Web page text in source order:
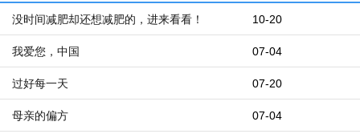
10-20
没时间减肥却还想减肥的，进来看看！
07-04
我爱您，中国
07-20
过好每一天
07-04
母亲的偏方